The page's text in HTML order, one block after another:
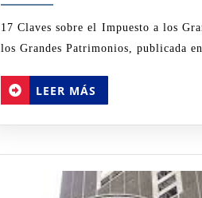
17 Claves sobre el Impuesto a los Grandes Patrimonios Debido a que la Ley que crea el Impuesto a
los Grandes Patrimonios, publicada
LEER MÁS
MÁS